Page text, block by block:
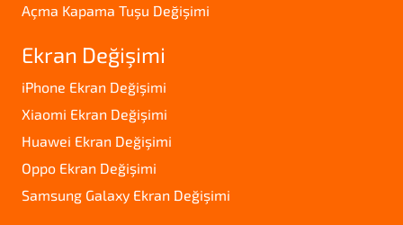
Açma Kapama Tuşu Değişimi
Ekran Değişimi
iPhone Ekran Değişimi
Xiaomi Ekran Değişimi
Huawei Ekran Değişimi
Oppo Ekran Değişimi
Samsung Galaxy Ekran Değişimi